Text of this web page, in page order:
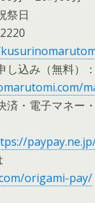
祭日
し込み（無料）：
済・電子マネー
origami-pay/